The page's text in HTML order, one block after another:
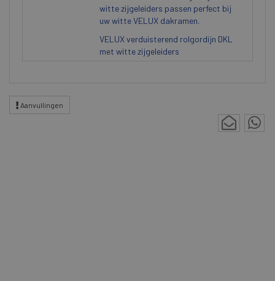
witte zijgeleiders passen perfect bij
uw witte VELUX dakramen.
VELUX verduisterend rolgordijn DKL
met witte zijgeleiders
Aanvullingen